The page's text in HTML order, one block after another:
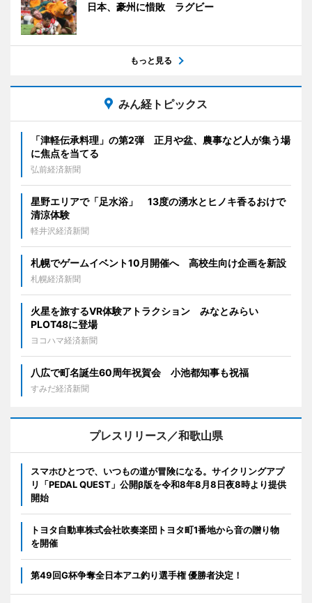
日本、豪州に惜敗 ラグビー
もっと見る
みん経トピックス
「津軽伝承料理」の第2弾 正月や盆、農事など人が集う場
に焦点を当てる
弘前経済新聞
星野エリアで「足水浴」 13度の湧水とヒノキ香るおけで
清涼体験
軽井沢経済新聞
札幌でゲームイベント10月開催へ 高校生向け企画を新設
札幌経済新聞
火星を旅するVR体験アトラクション みなとみらい
PLOT48に登場
ヨコハマ経済新聞
八広で町名誕生60周年祝賀会 小池都知事も祝福
すみだ経済新聞
プレスリリース／和歌山県
スマホひとつで、いつもの道が冒険になる。サイクリングアプ
リ「PEDAL QUEST」公開β版を令和8年8月8日夜8時より提供
開始
トヨタ自動車株式会社吹奏楽団トヨタ町1番地から音の贈り物
を開催
第49回G杯争奪全日本アユ釣り選手権 優勝者決定！